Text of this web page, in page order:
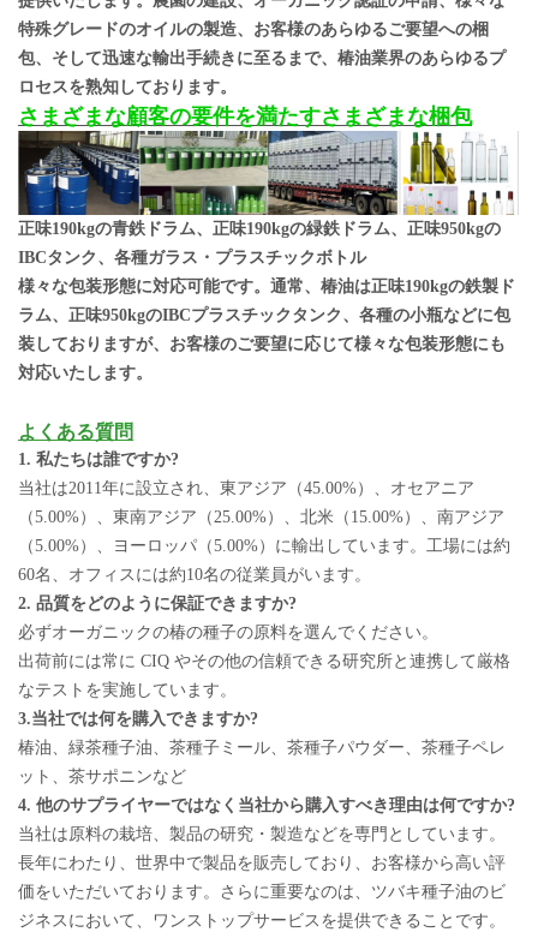
特殊グレードのオイルの製造、お客様のあらゆるご要望への梱
包、そして迅速な輸出手続きに至るまで、椿油業界のあらゆるプ
ロセスを熟知しております。
さまざまな顧客の要件を満たすさまざまな梱包
正味190kgの青鉄ドラム、正味190kgの緑鉄ドラム、正味950kgの
IBCタンク、各種ガラス・プラスチックボトル
様々な包装形態に対応可能です。通常、椿油は正味190kgの鉄製ド
ラム、正味950kgのIBCプラスチックタンク、各種の小瓶などに包
装しておりますが、お客様のご要望に応じて様々な包装形態にも
対応いたします。
よくある質問
1. 私たちは誰ですか?
当社は2011年に設立され、東アジア（45.00%）、オセアニア
（5.00%）、東南アジア（25.00%）、北米（15.00%）、南アジア
（5.00%）、ヨーロッパ（5.00%）に輸出しています。工場には約
60名、オフィスには約10名の従業員がいます。
2. 品質をどのように保証できますか?
必ずオーガニックの椿の種子の原料を選んでください。
出荷前には常に CIQ やその他の信頼できる研究所と連携して厳格
なテストを実施しています。
3.当社では何を購入できますか?
椿油、緑茶種子油、茶種子ミール、茶種子パウダー、茶種子ペレ
ット、茶サポニンなど
4. 他のサプライヤーではなく当社から購入すべき理由は何ですか?
当社は原料の栽培、製品の研究・製造などを専門としています。
長年にわたり、世界中で製品を販売しており、お客様から高い評
価をいただいております。さらに重要なのは、ツバキ種子油のビ
ジネスにおいて、ワンストップサービスを提供できることです。